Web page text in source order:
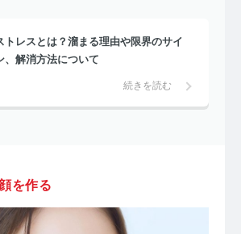
トレスとは？溜まる理由や限界のサイ
、解消方法について
続きを読む
を作る